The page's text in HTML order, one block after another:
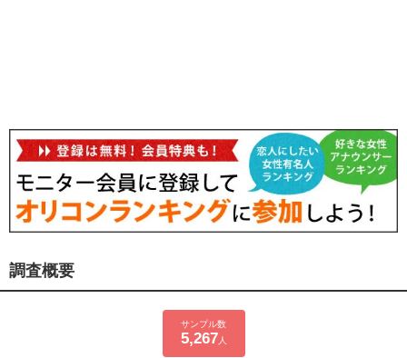
調査概要
サンプル数
5,267 人